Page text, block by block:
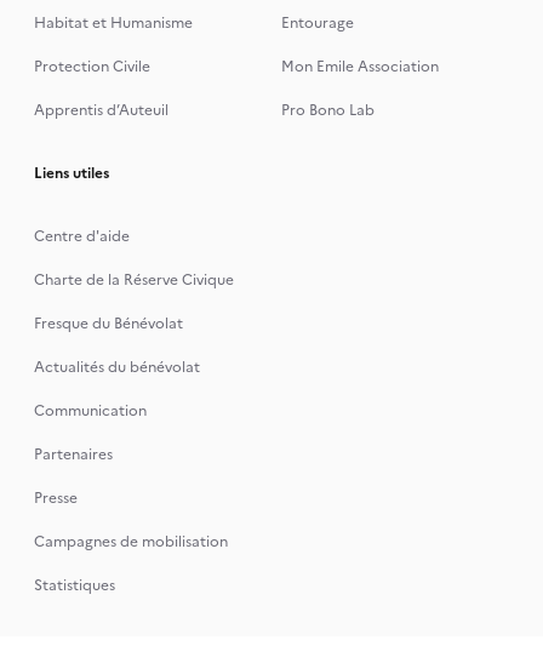
Habitat et Humanisme
Entourage
Protection Civile
Mon Emile Association
Apprentis d’Auteuil
Pro Bono Lab
Liens utiles
Centre d'aide
Charte de la Réserve Civique
Fresque du Bénévolat
Actualités du bénévolat
Communication
Partenaires
Presse
Campagnes de mobilisation
Statistiques